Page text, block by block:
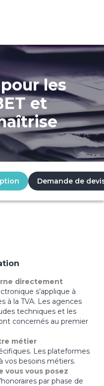
les
et
Demande de
directement
s’applique à
à la TVA. Les agences
techniques et les
concernés au premier
métier
Les plateformes
vos besoins métiers.
vous vous posez
par phase de